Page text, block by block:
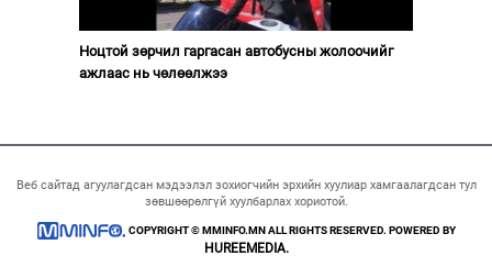
Ноцтой зөрчил гаргасан автобусны жолоочийг
ажлаас нь чөлөөлжээ
Веб сайтад агуулагдсан мэдээлэл зохиогчийн эрхийн хуулиар хамгаалагдсан тул
зөвшөөрөлгүй хуулбарлах хориотой.
COPYRIGHT © MMINFO.MN ALL RIGHTS RESERVED. POWERED BY
HUREEMEDIA.